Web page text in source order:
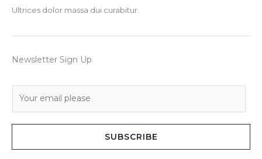
Ultrices dolor massa dui curabitur.
Newsletter Sign Up
SUBSCRIBE